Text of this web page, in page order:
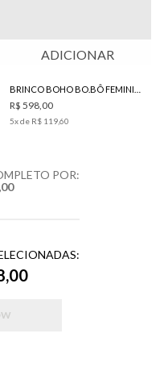
ADICIONAR
R$ 598,00
5x de R$ 119,60
POR: